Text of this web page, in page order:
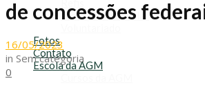
Transporte Escolar
Fotos
Contato
Escola da AGM
de concessões
16/05/2023
in Sem categoria
0